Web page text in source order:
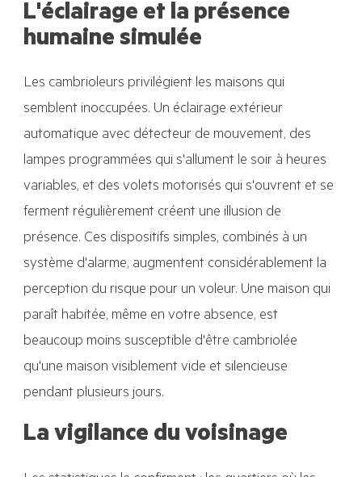
L'éclairage et la présence
humaine simulée
Les cambrioleurs privilégient les maisons qui
semblent inoccupées. Un éclairage extérieur
automatique avec détecteur de mouvement, des
lampes programmées qui s'allument le soir à heures
variables, et des volets motorisés qui s'ouvrent et se
ferment régulièrement créent une illusion de
présence. Ces dispositifs simples, combinés à un
système d'alarme, augmentent considérablement la
perception du risque pour un voleur. Une maison qui
paraît habitée, même en votre absence, est
beaucoup moins susceptible d'être cambriolée
qu'une maison visiblement vide et silencieuse
pendant plusieurs jours.
La vigilance du voisinage